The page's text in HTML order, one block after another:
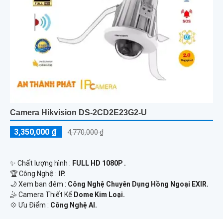
Camera Hikvision DS-2CD2E23G2-U
3,350,000 ₫ 4,770,000 ₫
✨ Chất lượng hình : FULL HD 1080P .
🏆 Công Nghệ :
IP.
🌙 Xem ban đêm : Công Nghệ Chuyên Dụng Hồng Ngoại EXIR.
🤹 Camera Thiết Kế Dome Kim Loại.
️💠 Ưu Điểm : Công Nghệ AI.